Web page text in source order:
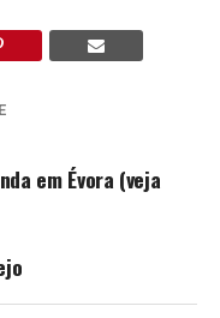
em Évora (veja